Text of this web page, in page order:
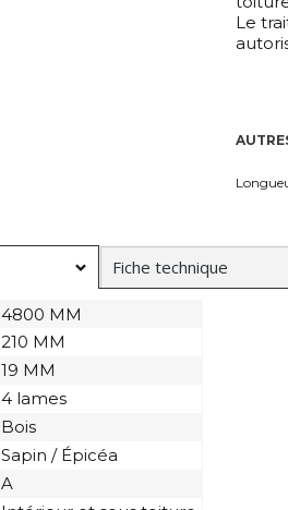
Le
Fiche technique
4800 MM
210 MM
19 MM
4 lames
Bois
Sapin / Épicéa
A